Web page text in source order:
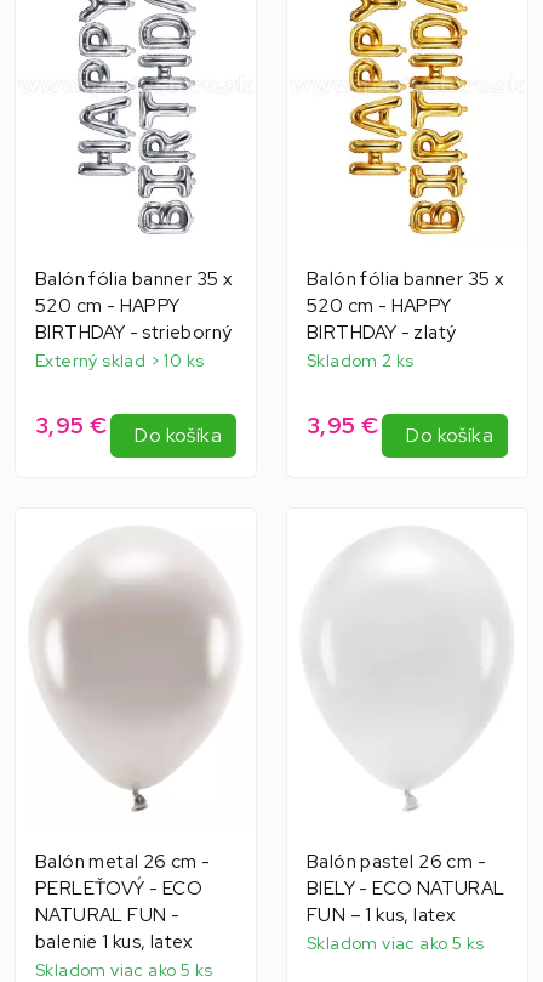
Balón fólia banner 35 x
520 cm - HAPPY
BIRTHDAY - strieborný
Externý sklad > 10 ks
3,95 € Do košíka
Balón fólia banner 35 x
520 cm - HAPPY
BIRTHDAY - zlatý
Skladom 2 ks
3,95 € Do košíka
Balón metal 26 cm -
PERLEŤOVÝ - ECO
NATURAL FUN -
balenie 1 kus, latex
Skladom viac ako 5 ks
Balón pastel 26 cm -
BIELY - ECO NATURAL
FUN – 1 kus, latex
Skladom viac ako 5 ks